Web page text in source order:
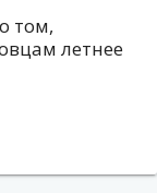
том,
летнее